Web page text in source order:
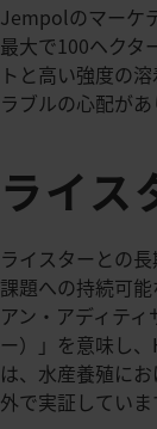
Jempolのマーケ
最大で100ヘクタ
トと高い強度の
ラブルの心配が
ライス
ライスターとの
課題への持続可
アン・アディテ
ー）」を意味し
は、水産養殖に
外で実証していま